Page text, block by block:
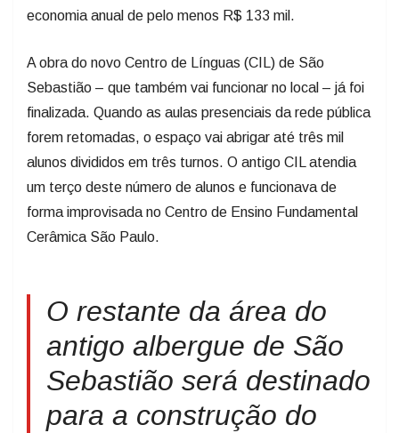
economia anual de pelo menos R$ 133 mil.
A obra do novo Centro de Línguas (CIL) de São
Sebastião – que também vai funcionar no local – já foi
finalizada. Quando as aulas presenciais da rede pública
forem retomadas, o espaço vai abrigar até três mil
alunos divididos em três turnos. O antigo CIL atendia
um terço deste número de alunos e funcionava de
forma improvisada no Centro de Ensino Fundamental
Cerâmica São Paulo.
O restante da área do
antigo albergue de São
Sebastião será destinado
para a construção do